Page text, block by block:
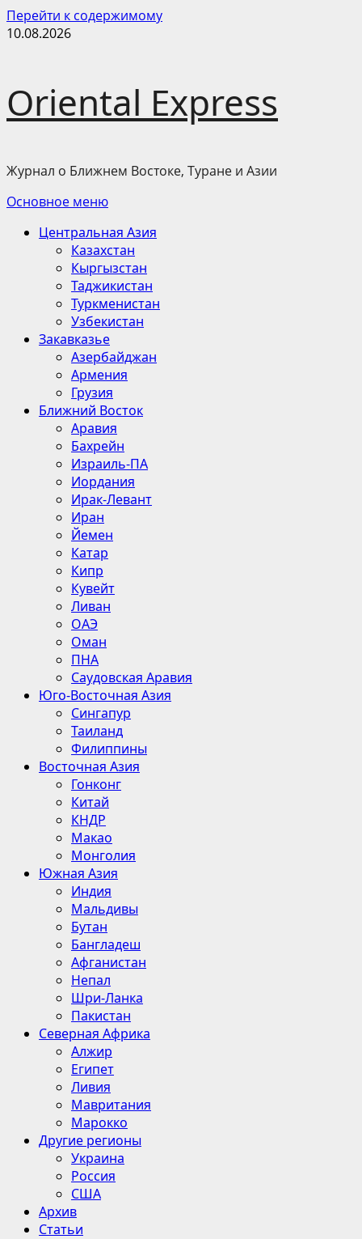
Перейти к содержимому
10.08.2026
Oriental Express
Журнал о Ближнем Востоке, Туране и Азии
Основное меню
Центральная Азия
Казахстан
Кыргызстан
Таджикистан
Туркменистан
Узбекистан
Закавказье
Азербайджан
Армения
Грузия
Ближний Восток
Аравия
Бахрейн
Израиль-ПА
Иордания
Ирак-Левант
Иран
Йемен
Катар
Кипр
Кувейт
Ливан
ОАЭ
Оман
ПНА
Саудовская Аравия
Юго-Восточная Азия
Сингапур
Таиланд
Филиппины
Восточная Азия
Гонконг
Китай
КНДР
Макао
Монголия
Южная Азия
Индия
Мальдивы
Бутан
Бангладеш
Афганистан
Непал
Шри-Ланка
Пакистан
Северная Африка
Алжир
Египет
Ливия
Мавритания
Марокко
Другие регионы
Украина
Россия
США
Архив
Статьи